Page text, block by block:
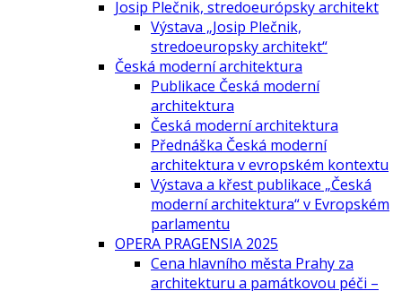
Josip Plečnik, stredoeurópsky architekt
Výstava „Josip Plečnik,
stredoeuropsky architekt“
Česká moderní architektura
Publikace Česká moderní
architektura
Česká moderní architektura
Přednáška Česká moderní
architektura v evropském kontextu
Výstava a křest publikace „Česká
moderní architektura“ v Evropském
parlamentu
OPERA PRAGENSIA 2025
Cena hlavního města Prahy za
architekturu a památkovou péči –